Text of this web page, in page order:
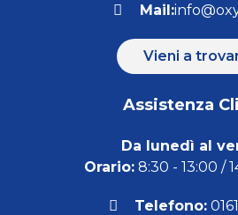
Mail:
Vieni a
Assistenza
Da lunedì al
Orario:8:30 - 13:00 /
Telefono: